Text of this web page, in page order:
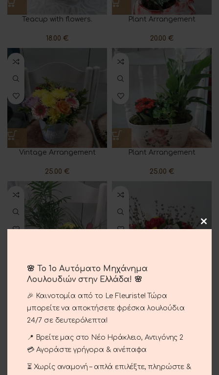
Teacup with flowers.
18.00 €
Plant Arrangement
20.00 €
Vintage Arrangement
25.00 €
Plant Arrangement
25.00 €
25.00 € 25.00€
🌸 Το 1ο Αυτόματο Μηχάνημα
Λουλουδιών στην Ελλάδα! 🌸
🎉 Καινοτομία από το Le Fleuriste! Τώρα
μπορείτε να αποκτήσετε φρέσκα λουλούδια
24/7 σε δευτερόλεπτα!
📍 Βρείτε μας στο Νέο Ηράκλειο, Αντιγόνης 2
💳 Αγοράστε γρήγορα & ανέπαφα
⏳ Χωρίς αναμονή – απλά επιλέξτε, πληρώστε &